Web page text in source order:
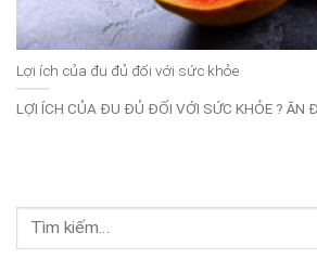
Lợi ích của đu đủ đối với sức khỏe
LỢI ÍCH CỦA ĐU ĐỦ ĐỐI VỚI SỨC KHỎE ? ĂN